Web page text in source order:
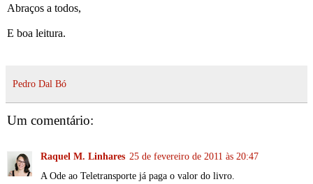
Abraços a todos,
E boa leitura.
Pedro Dal Bó
Um comentário:
Raquel M. Linhares 25 de fevereiro de 2011 às 20:47
A Ode ao Teletransporte já paga o valor do livro.